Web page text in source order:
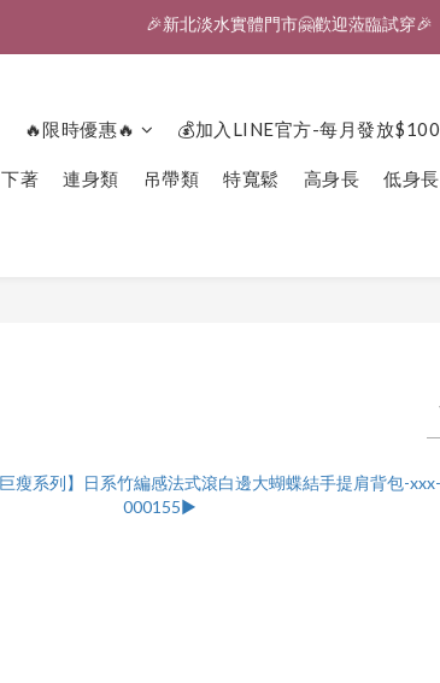
🎉新北淡水實體門市🤗歡迎蒞臨試穿🎉
登入會員、即享限定優惠回饋✨
🔥限時優惠🔥 💰加入LINE官方-每月發放$100
下著 連身類 吊帶類 特寬鬆 高身長 低身長